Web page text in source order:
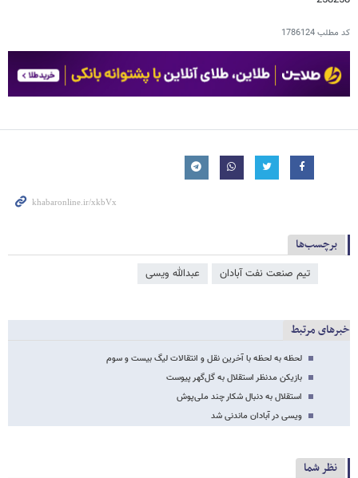
کد مطلب1786124
برچسب‌ها
تیم صنعت نفت آبادان عبدالله ویسی
خبرهای مرتبط
لحظه به لحظه با آخرین نقل و انتقالات لیگ بیست و سوم
بازیکن مدنظر استقلال به گل‌گهر پیوست
استقلال به دنبال شکار چند ملی‌پوش
ویسی در آبادان ماندنی شد
نظر شما